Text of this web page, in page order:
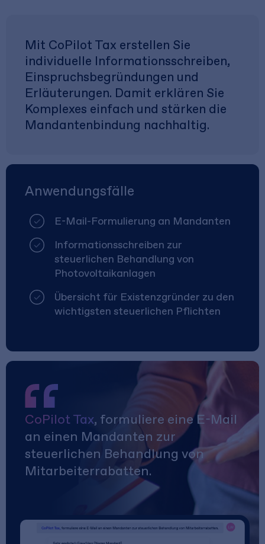
Mit CoPilot Tax erstellen Sie
individuelle Informationsschreiben,
Einspruchsbegründungen und
Erläuterungen. Damit erklären Sie
Komplexes einfach und stärken die
Mandantenbindung nachhaltig.
Anwendungsfälle
E-Mail-Formulierung an Mandanten
Informationsschreiben zur
steuerlichen Behandlung von
Photovoltaikanlagen
Übersicht für Existenzgründer zu den
wichtigsten steuerlichen Pflichten
CoPilot Tax, formuliere eine E-Mail
an einen Mandanten zur
steuerlichen Behandlung von
Mitarbeiterrabatten.